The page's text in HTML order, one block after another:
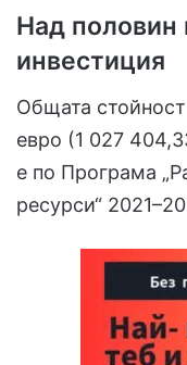
Над половин
инвестиция
Общата
евро (1 027
е по Програма
ресурси“